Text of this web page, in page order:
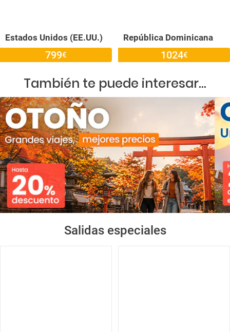
Estados Unidos (EE.UU.)
799€
República Dominicana
1024€
También te puede interesar...
Salidas especiales